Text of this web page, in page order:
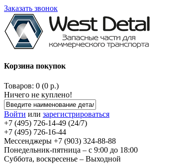
Заказать звонок
Корзина покупок
Товаров: 0 (0 р.)
Ничего не куплено!
Войти или зарегистрироваться
+7 (495) 726-14-49 (24/7)
+7 (495) 726-16-44
Мессенджеры +7 (903) 324-88-88
Понедельник-пятница – с 9:00 до 18:00
Суббота, воскресенье – Выходной